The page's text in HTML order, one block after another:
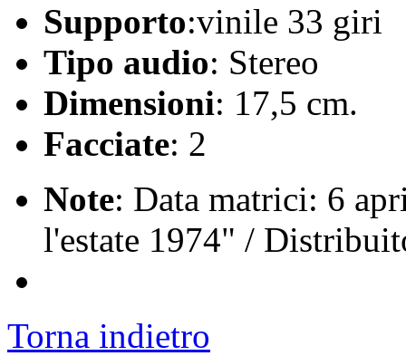
Supporto:vinile 33 giri
Tipo audio: Stereo
Dimensioni: 17,5 cm.
Facciate: 2
Note: Data matrici: 6
l'estate 1974" /
Torna indietro